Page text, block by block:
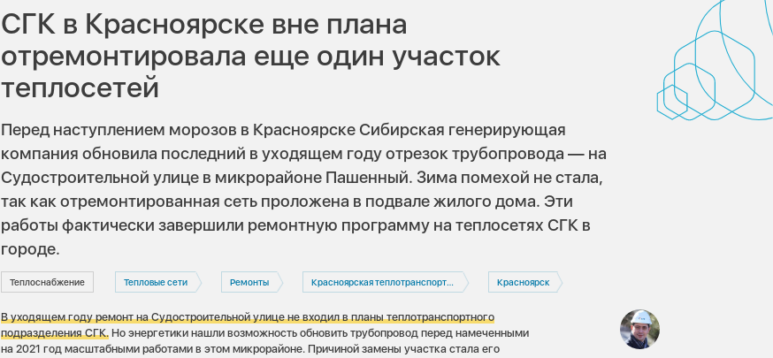
СГК в Красноярске вне плана
отремонтировала еще один участок
теплосетей
Перед наступлением морозов в Красноярске Сибирская генерирующая
компания обновила последний в уходящем году отрезок трубопровода — на
Судостроительной улице в микрорайоне Пашенный. Зима помехой не стала,
так как отремонтированная сеть проложена в подвале жилого дома. Эти
работы фактически завершили ремонтную программу на теплосетях СГК в
городе.
Теплоснабжение Тепловые сети Ремонты Красноярская теплотранспортная компания Красноярск
В уходящем году ремонт на Судостроительной улице не входил в планы теплотранспортного
подразделения СГК. Но энергетики нашли возможность обновить трубопровод перед намеченными
на 2021 год масштабными работами в этом микрорайоне. Причиной замены участка стала его